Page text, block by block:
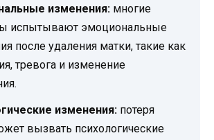
изменения: многие
испытывают эмоциональные
после удаления матки, такие как
тревога и изменение
изменения: потеря
вызвать психологические